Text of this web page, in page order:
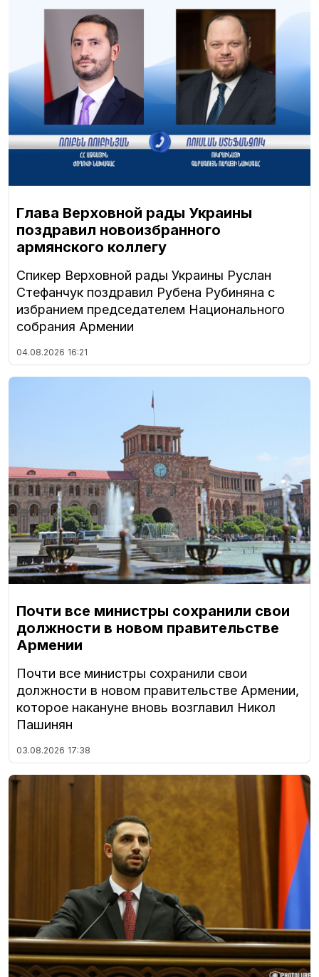
Глава Верховной рады Украины
поздравил новоизбранного
армянского коллегу
Спикер Верховной рады Украины Руслан
Стефанчук поздравил Рубена Рубиняна с
избранием председателем Национального
собрания Армении
04.08.2026 16:21
Почти все министры сохранили свои
должности в новом правительстве
Армении
Почти все министры сохранили свои
должности в новом правительстве Армении,
которое накануне вновь возглавил Никол
Пашинян
03.08.2026 17:38